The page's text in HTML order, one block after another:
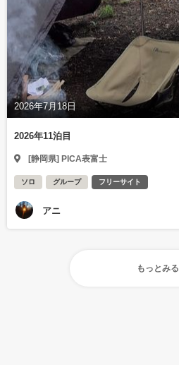
2026年7月18日
2026年11泊目
[静岡県] PICA表富士
ソロ グループ フリーサイト
アニ
もっとみる